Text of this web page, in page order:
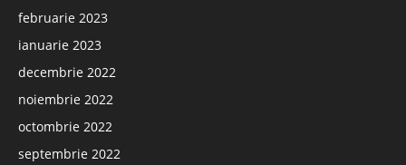
februarie 2023
ianuarie 2023
decembrie 2022
noiembrie 2022
octombrie 2022
septembrie 2022